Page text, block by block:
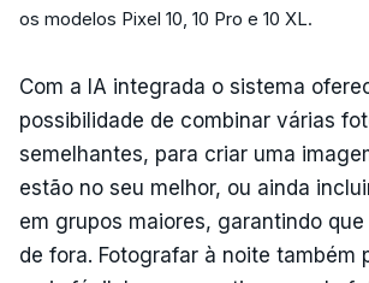
os modelos Pixel 10, 10 Pro e 10 XL.
Com a IA integrada o sistema
possibilidade de combinar várias
semelhantes, para criar uma
estão no seu melhor, ou ainda
em grupos maiores, garantindo
de fora. Fotografar à noite também